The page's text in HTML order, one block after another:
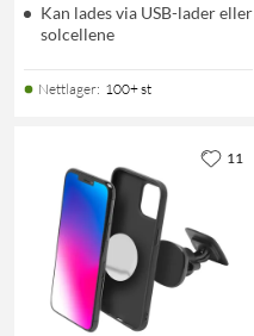
Kan lades via USB-lader eller
solcellene
Nettlager: 100+ st
11